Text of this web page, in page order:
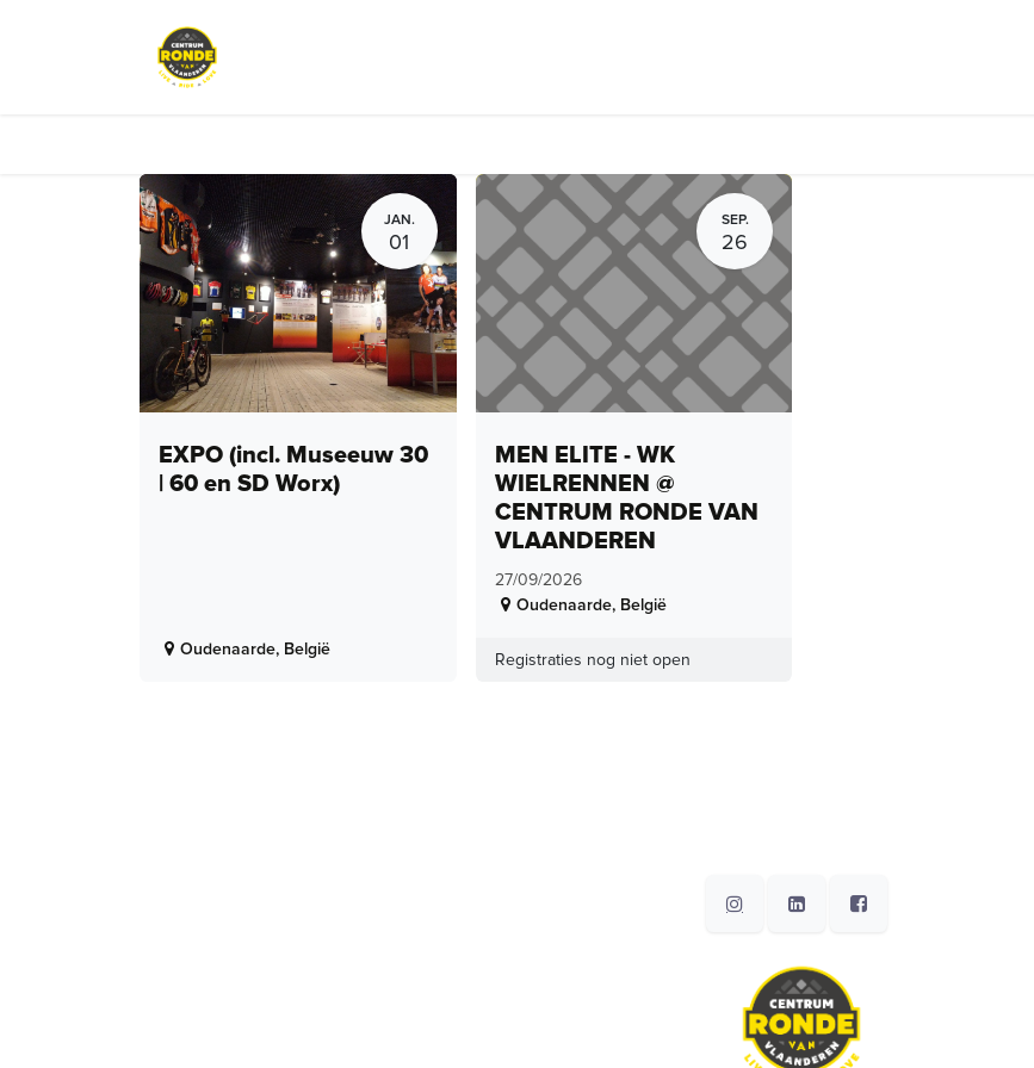
JAN.
01
EXPO (incl. Museeuw 30
| 60 en SD Worx)
Oudenaarde, België
SEP.
26
MEN ELITE - WK
WIELRENNEN @
CENTRUM RONDE VAN
VLAANDEREN
27/09/2026
Oudenaarde, België
Registraties nog niet open